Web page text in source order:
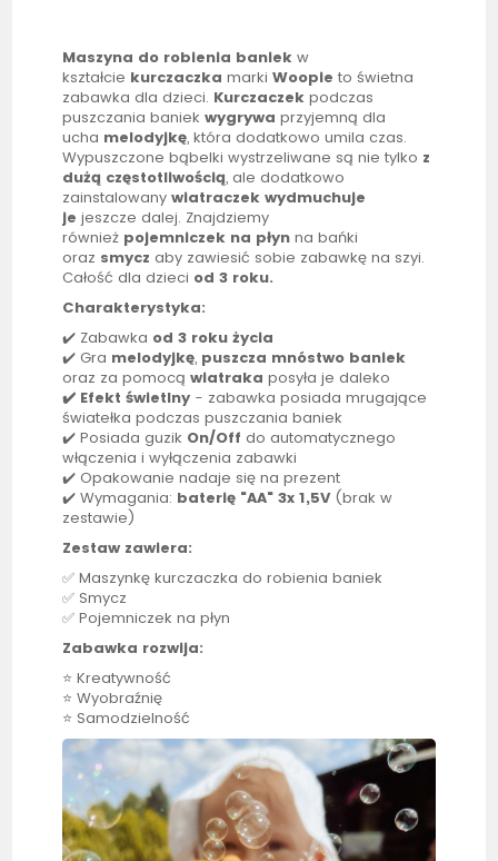
Maszyna do robienia baniek w
kształcie kurczaczka markiWoopie to świetna
zabawka dla dzieci. Kurczaczek podczas
puszczania baniekwygrywa przyjemną dla
ucha melodyjkę, która dodatkowo umila czas.
Wypuszczone bąbelki wystrzeliwane są nie tylko z
dużą częstotliwością, ale dodatkowo
zainstalowany wiatraczek wydmuchuje
je jeszcze dalej. Znajdziemy
również pojemniczek na płyn na bańki
oraz smycz aby zawiesić sobie zabawkę na szyi.
Całość dla dzieci od 3 roku.
Charakterystyka:
✔️ Zabawka od 3 roku życia
✔️ Gra melodyjkę, puszcza mnóstwo baniek
oraz za pomocąwiatraka posyła je daleko
✔️ Efekt świetlny - zabawka posiada mrugające
światełka podczas puszczania baniek
✔️ Posiada guzik On/Off do automatycznego
włączenia i wyłączenia zabawki
✔️ Opakowanie nadaje się na prezent
✔️ Wymagania: baterię "AA" 3x 1,5V (brak w
zestawie)
Zestaw zawiera:
✅ Maszynkę kurczaczka do robienia baniek
✅ Smycz
✅ Pojemniczek na płyn
Zabawka rozwija:
⭐ Kreatywność
⭐ Wyobraźnię
⭐ Samodzielność